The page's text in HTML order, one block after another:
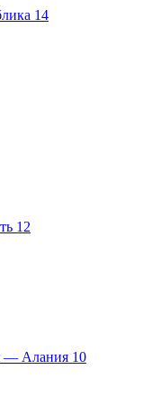
14
12
— Алания 10